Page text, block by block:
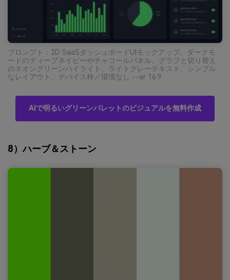
プロンプト：2D SaaSダッシュボードUIモックアップ。ダークモ
ードのディープネイビーやチャコールパネル、グラフと切り替え
のネオングリーンハイライト、ライトグレーテキスト、シンプル
なレイアウト、デバイス枠／環境なし --ar 16:9
AIで明るいグリーンパレットのビジュアルを無料作成
8）ハーブ＆ストーン